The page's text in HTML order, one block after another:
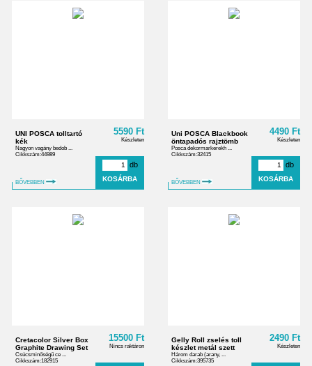
UNI POSCA tolltartó
kék
Nagyon vagány bedob ...
Cikkszám:44989
BŐVEBBEN
5590 Ft
Készleten
db
Uni POSCA Blackbook
öntapadós rajztömb
Posca dekormarkerekh ...
Cikkszám:32415
BŐVEBBEN
4490 Ft
Készleten
db
Cretacolor Silver Box
Graphite Drawing Set
Csúcsminőségű ce ...
Cikkszám:182915
15500 Ft
Nincs raktáron
Gelly Roll zselés toll
készlet metál szett
Három darab (arany, ...
Cikkszám:395735
2490 Ft
Készleten